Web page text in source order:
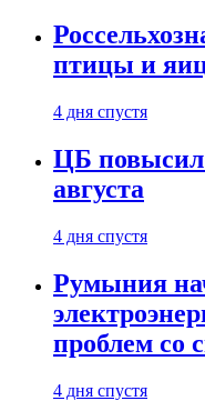
птицы и
4 дня спустя
ЦБ повысил
августа
4 дня спустя
Румыния
проблем со
4 дня спустя